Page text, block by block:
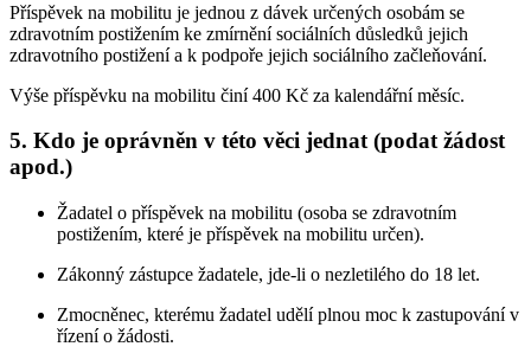
Příspěvek na mobilitu je jednou z dávek určených osobám se
zdravotním postižením ke zmírnění sociálních důsledků jejich
zdravotního postižení a k podpoře jejich sociálního začleňování.
Výše příspěvku na mobilitu činí 400 Kč za kalendářní měsíc.
5. Kdo je oprávněn v této věci jednat (podat žádost
apod.)
Žadatel o příspěvek na mobilitu (osoba se zdravotním
postižením, které je příspěvek na mobilitu určen).
Zákonný zástupce žadatele, jde-li o nezletilého do 18 let.
Zmocněnec, kterému žadatel udělí plnou moc k zastupování v
řízení o žádosti.